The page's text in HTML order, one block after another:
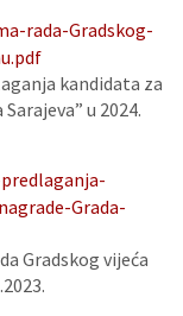
rada-Gradskog-
kandidata za
u 2024.
Grada-
Gradskog vijeća